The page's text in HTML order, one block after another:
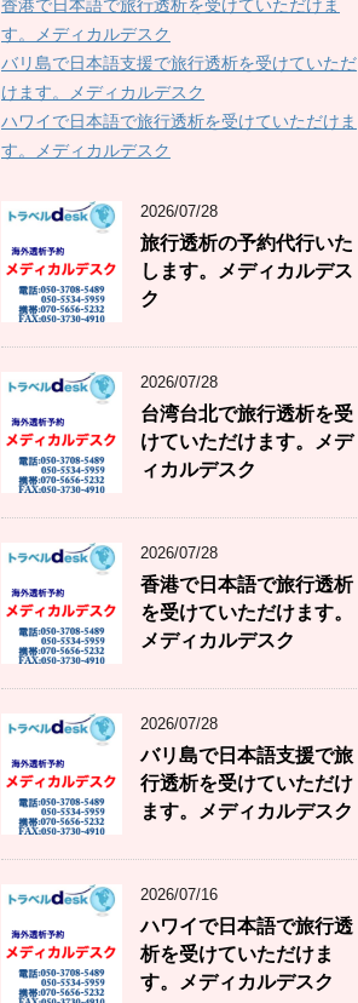
香港で日本語で旅行透析を受けていただけま
す。メディカルデスク
バリ島で日本語支援で旅行透析を受けていただ
けます。メディカルデスク
ハワイで日本語で旅行透析を受けていただけま
す。メディカルデスク
2026/07/28
旅行透析の予約代行いた
します。メディカルデス
ク
2026/07/28
台湾台北で旅行透析を受
けていただけます。メデ
ィカルデスク
2026/07/28
香港で日本語で旅行透析
を受けていただけます。
メディカルデスク
2026/07/28
バリ島で日本語支援で旅
行透析を受けていただけ
ます。メディカルデスク
2026/07/16
ハワイで日本語で旅行透
析を受けていただけま
す。メディカルデスク